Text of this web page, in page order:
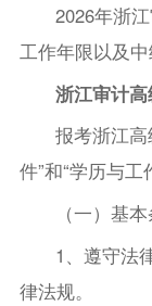
2026年浙
工作年限以及中
浙江审计
报考浙江
件”和“学历与工
（一）基
1、遵守法
律法规。